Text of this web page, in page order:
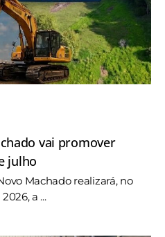
vai promover
julho
Machado realizará, no
a ...